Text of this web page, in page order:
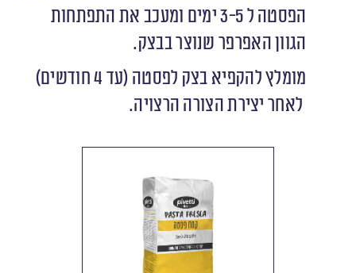
הפסטה ל 3-5 ימים ומעכב את התפתחות
הגוון האפרפר שנוצר בבצק.
מומלץ להקפיא בצק לפסטה (עד 4 חודשים)
לאחר יצירת הצורה הרצויה.